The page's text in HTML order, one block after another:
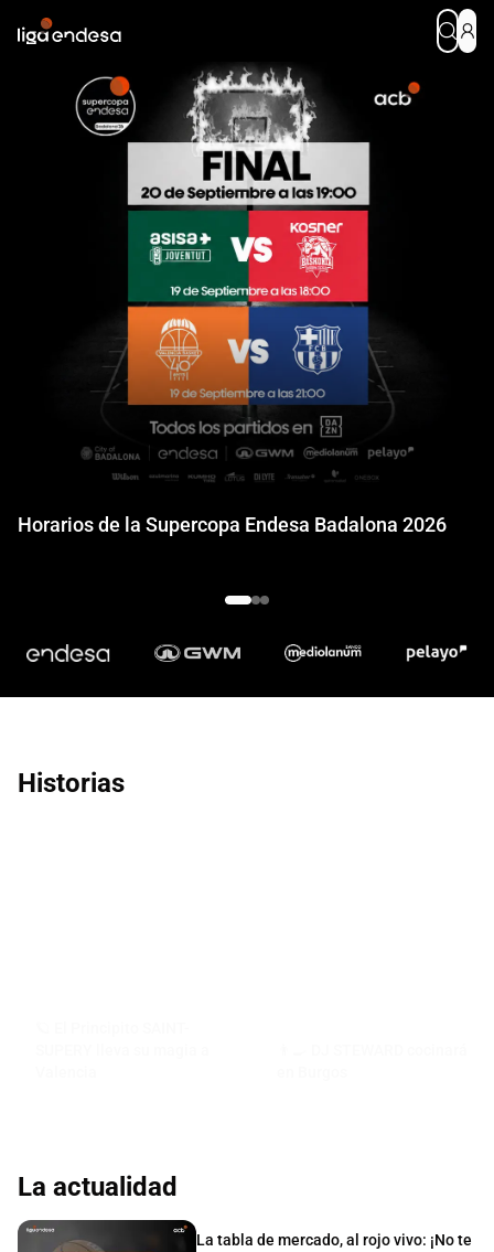
Horarios de la Supercopa Endesa Badalona 2026
Historias
La actualidad
La tabla de mercado, al rojo vivo: ¡No te